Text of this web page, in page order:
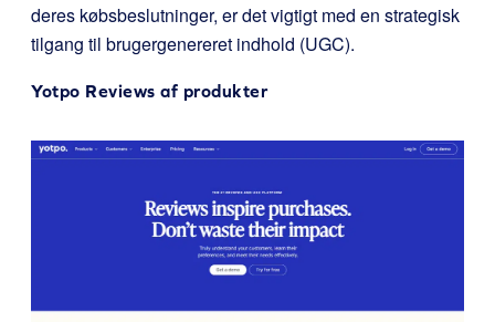
deres købsbeslutninger, er det vigtigt med en strategisk
tilgang til brugergenereret indhold (UGC).
Yotpo Reviews af produkter